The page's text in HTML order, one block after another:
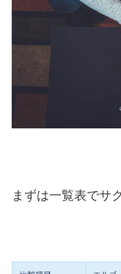
まずは一覧表でサ